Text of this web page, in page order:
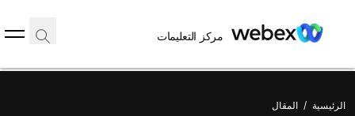
مركز التعليمات
الرئيسية / المقال